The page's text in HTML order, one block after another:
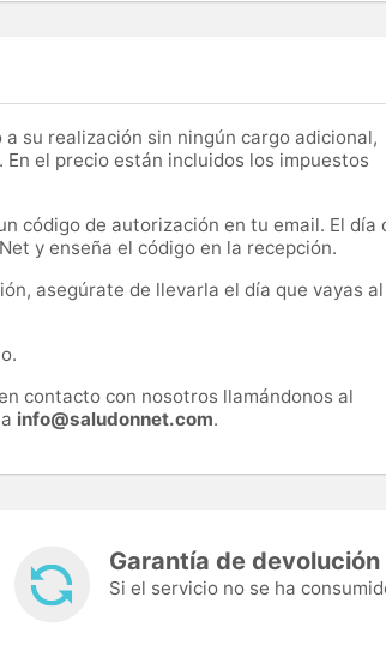
su realización sin ningún cargo adicional,
el precio están incluidos los impuestos
código de autorización en tu email. El día
y enseña el código en la recepción.
asegúrate de llevarla el día que vayas al
contacto con nosotros llamándonos al
info@saludonnet.com.
Garantía de devolución
Si el servicio no se ha